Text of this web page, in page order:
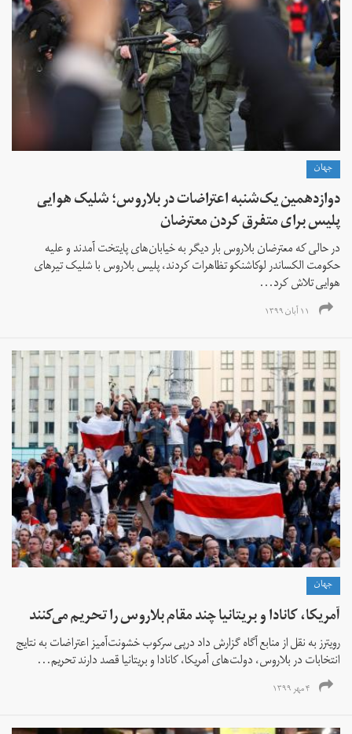
جهان
دوازدهمین یک‌شنبه اعتراضات در بلاروس؛ شلیک هوایی
پلیس برای متفرق کردن معترضان
در حالی که معترضان بلاروس بار دیگر به خیابان‌های پایتخت آمدند و علیه
حکومت الکساندر لوکاشنکو تظاهرات کردند، پلیس بلاروس با شلیک تیرهای
هوایی تلاش کرد...
۱۱ آبان ۱۳۹۹
جهان
آمریکا، کانادا و بریتانیا چند مقام بلاروس را تحریم می‌کنند
رویترز به نقل از منابع آگاه گزارش داد درپی سرکوب خشونت‌آمیز اعتراضات به نتایج
انتخابات در بلاروس، دولت‌های آمریکا، کانادا و بریتانیا قصد دارند تحریم‌...
۴ مهر ۱۳۹۹